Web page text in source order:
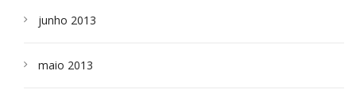
junho 2013
maio 2013